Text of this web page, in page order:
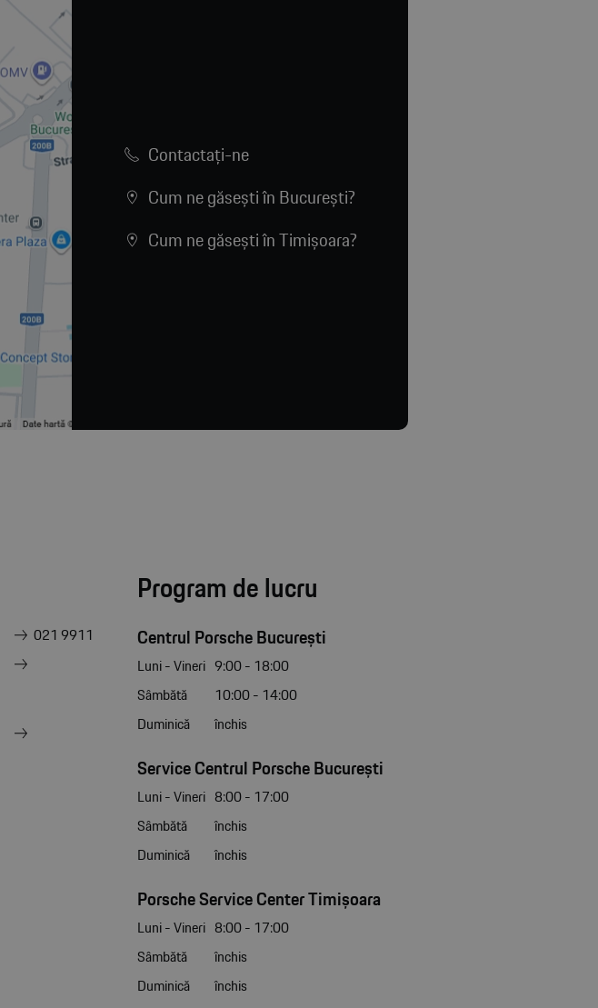
Contactaţi-ne
Cum ne găsești în București?
Cum ne găsești în Timișoara?
021 9911
Program de lucru
Centrul Porsche București
Luni - Vineri 9:00 - 18:00
Sâmbătă
10:00 - 14:00
Duminică
închis
Service Centrul Porsche București
Luni - Vineri 8:00 - 17:00
Sâmbătă
închis
Duminică
închis
Porsche Service Center Timișoara
Luni - Vineri 8:00 - 17:00
Sâmbătă
închis
Duminică
închis